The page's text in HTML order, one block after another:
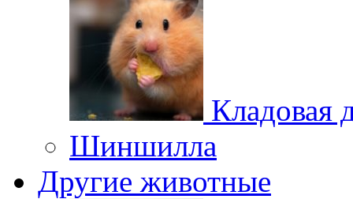
Кладовая
Шиншилла
Другие животные